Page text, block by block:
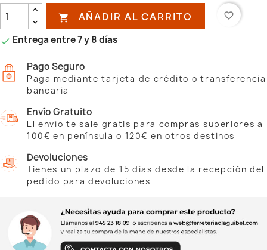
 AÑADIR AL CARRITO favorite_border
 Entrega entre 7 y 8 días
Pago Seguro
Paga mediante tarjeta de crédito o transferencia
bancaria
Envío Gratuito
El envío te sale gratis para compras superiores a
100€ en península o 120€ en otros destinos
Devoluciones
Tienes un plazo de 15 días desde la recepción del
pedido para devoluciones